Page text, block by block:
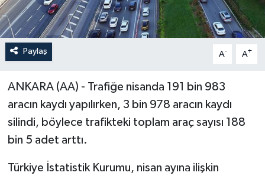
Paylaş A- A+
ANKARA (AA) - Trafiğe nisanda 191 bin 983
aracın kaydı yapılırken, 3 bin 978 aracın kaydı
silindi, böylece trafikteki toplam araç sayısı 188
bin 5 adet arttı.
Türkiye İstatistik Kurumu, nisan ayına ilişkin